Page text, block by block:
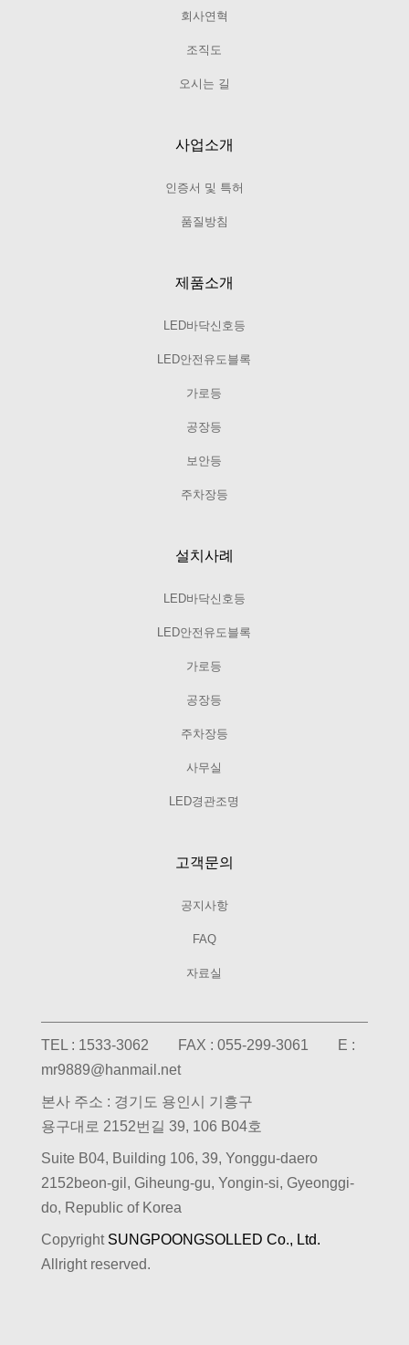
회사연혁
조직도
오시는 길
사업소개
인증서 및 특허
품질방침
제품소개
LED바닥신호등
LED안전유도블록
가로등
공장등
보안등
주차장등
설치사례
LED바닥신호등
LED안전유도블록
가로등
공장등
주차장등
사무실
LED경관조명
고객문의
공지사항
FAQ
자료실
TEL : 1533-3062 FAX : 055-299-3061 E :
mr9889@hanmail.net
본사 주소 : 경기도 용인시 기흥구
용구대로 2152번길 39, 106 B04호
Suite B04, Building 106, 39, Yonggu-daero
2152beon-gil, Giheung-gu, Yongin-si, Gyeonggi-
do, Republic of Korea
Copyright SUNGPOONGSOLLED Co., Ltd.
Allright reserved.